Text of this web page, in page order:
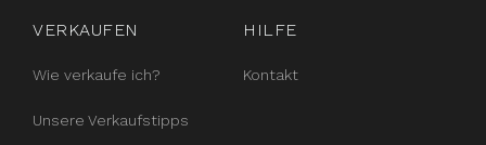
VERKAUFEN
Wie verkaufe ich?
Unsere Verkaufstipps
HILFE
Kontakt